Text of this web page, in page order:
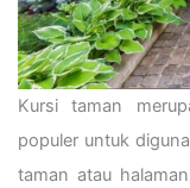
Kursi taman
populer untuk
taman atau